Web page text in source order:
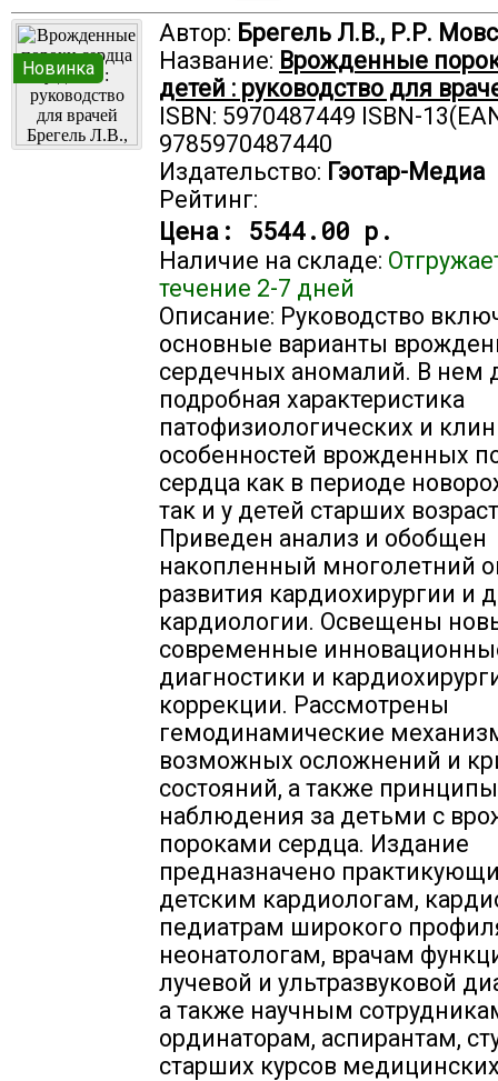
Новинка
Автор: Брегель Л.В., Р.Р.
Название: Врожденные
детей : руководство для
ISBN: 5970487449 ISBN-
9785970487440
Издательство: Гэотар-Медиа
Рейтинг:
Цена: 5544.00 р.
Наличие на складе:
течение 2-7 дней
Описание: Руководство
основные варианты
сердечных аномалий. В нем
подробная характеристика
патофизиологических и
особенностей врожденных
сердца как в периоде
так и у детей старших
Приведен анализ и обобщен
накопленный многолетний
развития кардиохирургии и
кардиологии. Освещены
современные
диагностики и
коррекции. Рассмотрены
гемодинамические
возможных осложнений и
состояний, а также
наблюдения за детьми с
пороками сердца. Издание
предназначено
детским кардиологам,
педиатрам широкого
неонатологам, врачам
лучевой и ультразвуковой
а также научным
ординаторам, аспирантам,
старших курсов